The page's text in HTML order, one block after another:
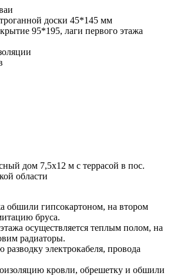
доски 45*145 мм
95*195, лаги первого этажа
дом 7,5х12 м с террасой в пос.
области
обшили гипсокартоном, на втором
бруса.
осуществляется теплым полом, на
радиаторы.
электрокабеля, провода
кровли, обрешетку и обшили